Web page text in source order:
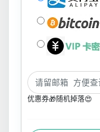
优惠券🎁随机掉落😍